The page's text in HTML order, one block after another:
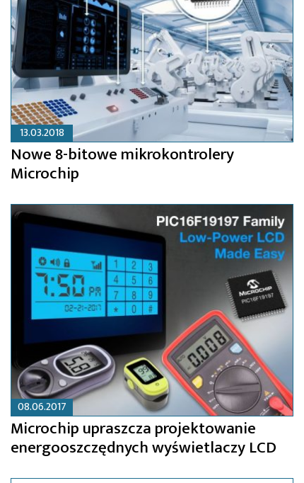
13.03.2018
Nowe 8-bitowe mikrokontrolery
Microchip
08.06.2017
Microchip upraszcza projektowanie
energooszczędnych wyświetlaczy LCD